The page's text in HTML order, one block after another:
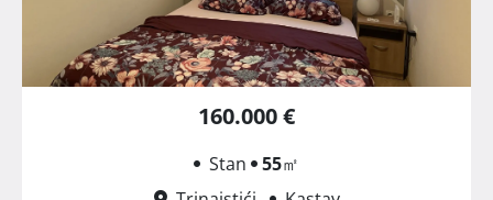
160.000 €
Stan 55㎡